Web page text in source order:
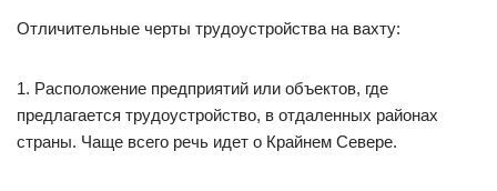
Отличительные черты трудоустройства на вахту:
1. Расположение предприятий или объектов, где
предлагается трудоустройство, в отдаленных районах
страны. Чаще всего речь идет о Крайнем Севере.